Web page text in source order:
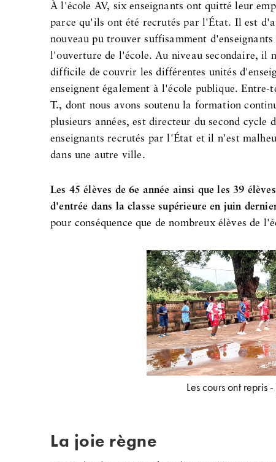
À l'école AV, six enseignants ont quitté leur
parce qu'ils ont été recrutés par l'État. Il est
nouveau pu trouver suffisamment
l'ouverture de l'école. Au niveau secondaire, il
difficile de couvrir les différentes unités
enseignent également à l'école publique.
T., dont nous avons soutenu la formation
plusieurs années, est directeur du second
enseignants recrutés par l'État et il n'est
dans une autre ville.
Les 45 élèves de 6e année ainsi que les 39
d'entrée dans la classe supérieure en juin
pour conséquence que de nombreux élèves de
Les cours ont repris
La joie règne